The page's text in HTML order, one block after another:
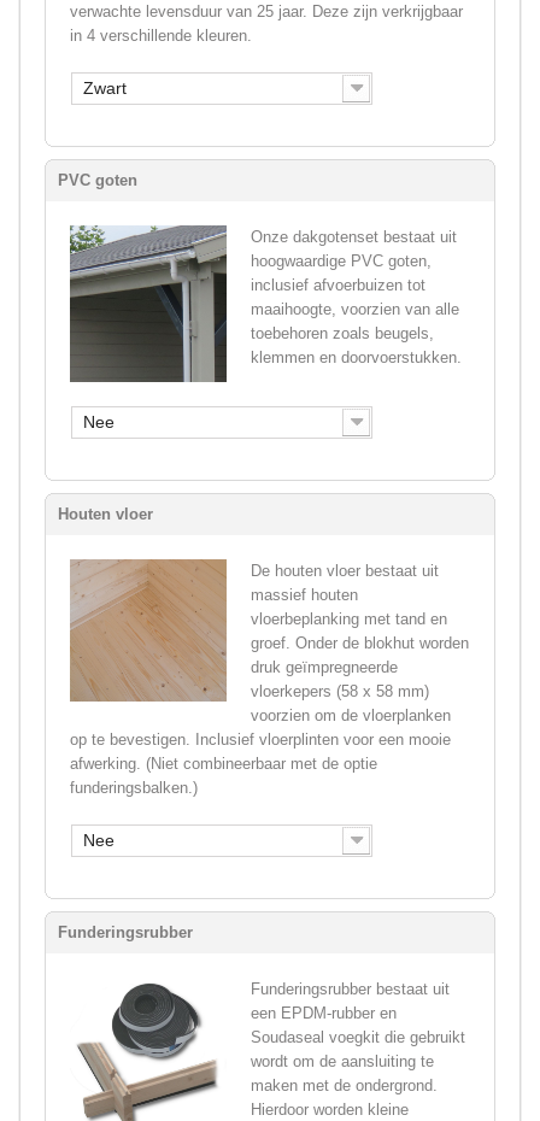
verwachte levensduur van 25 jaar. Deze zijn verkrijgbaar
in 4 verschillende kleuren.
Zwart
PVC goten
Onze dakgotenset bestaat uit
hoogwaardige PVC goten,
inclusief afvoerbuizen tot
maaihoogte, voorzien van alle
toebehoren zoals beugels,
klemmen en doorvoerstukken.
Nee
Houten vloer
De houten vloer bestaat uit
massief houten
vloerbeplanking met tand en
groef. Onder de blokhut worden
druk geïmpregneerde
vloerkepers (58 x 58 mm)
voorzien om de vloerplanken
op te bevestigen. Inclusief vloerplinten voor een mooie
afwerking. (Niet combineerbaar met de optie
funderingsbalken.)
Nee
Funderingsrubber
Funderingsrubber bestaat uit
een EPDM-rubber en
Soudaseal voegkit die gebruikt
wordt om de aansluiting te
maken met de ondergrond.
Hierdoor worden kleine